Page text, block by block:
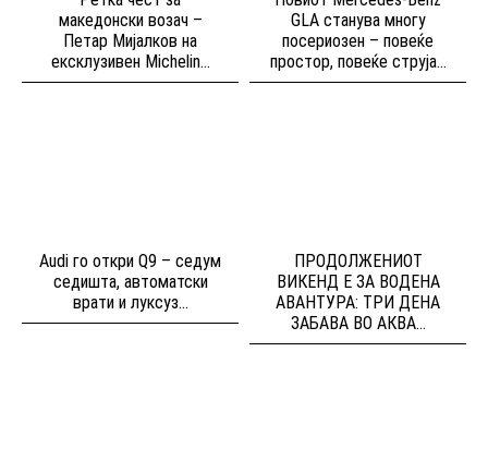
македонски возач –
Петар Мијалков на
ексклузивен Michelin...
GLA станува многу
посериозен – повеќе
простор, повеќе струја...
Audi го откри Q9 – седум
седишта, автоматски
врати и луксуз...
ПРОДОЛЖЕНИОТ
ВИКЕНД Е ЗА ВОДЕНА
АВАНТУРА: ТРИ ДЕНА
ЗАБАВА ВО АКВА...